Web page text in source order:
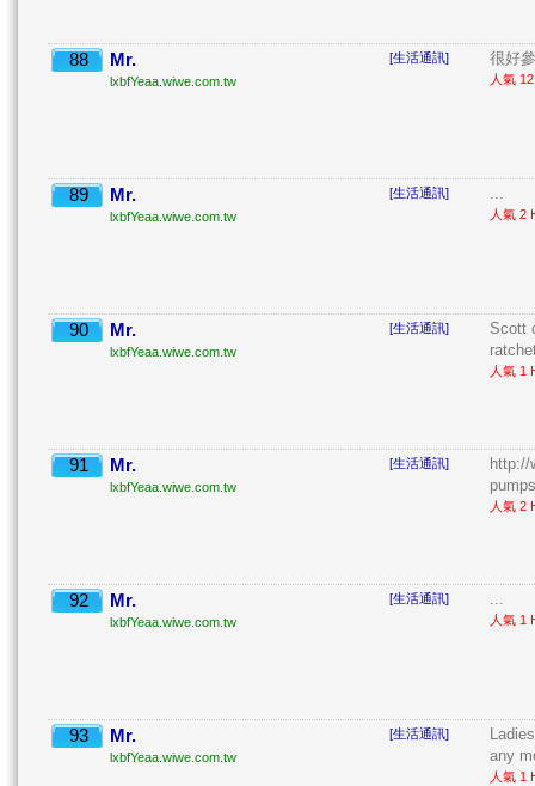
88 Mr.
lxbfYeaa.wiwe.com.tw
[生活通訊] 很好
人氣
89 Mr.
lxbfYeaa.wiwe.com.tw
[生活通訊] ...
人氣 2
90 Mr.
lxbfYeaa.wiwe.com.tw
[生活通訊]
Scott
人氣 1
91 Mr.
lxbfYeaa.wiwe.com.tw
[生活通訊]
http://
人氣 2
92 Mr.
lxbfYeaa.wiwe.com.tw
[生活通訊] ...
人氣 1
93 Mr.
lxbfYeaa.wiwe.com.tw
[生活通訊]
any
人氣 1